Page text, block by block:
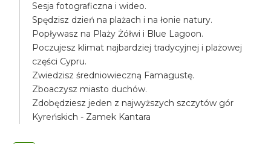
Sesja fotograficzna i wideo.
Spędzisz dzień na plażach i na łonie natury.
Popływasz na Plaży Żółwi i Blue Lagoon.
Poczujesz klimat najbardziej tradycyjnej i plażowej
części Cypru.
Zwiedzisz średniowieczną Famagustę.
Zboaczysz miasto duchów.
Zdobędziesz jeden z najwyższych szczytów gór
Kyreńskich - Zamek Kantara